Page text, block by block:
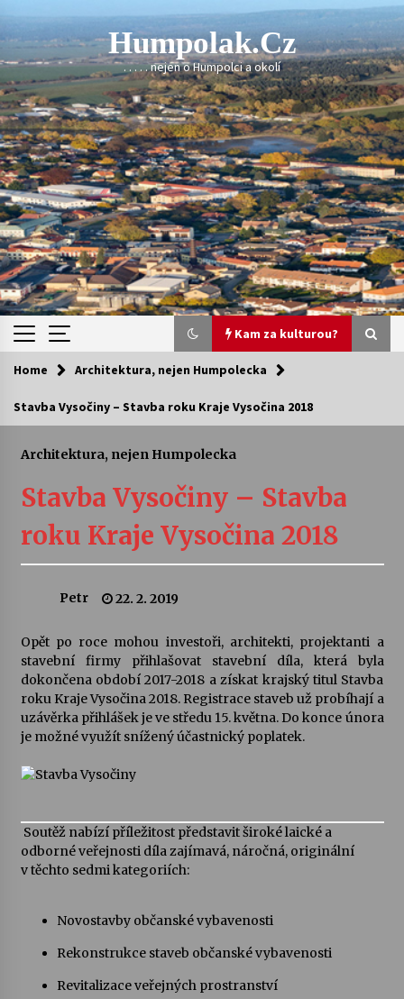
content
Humpolak.cz
. . . . . nejen o Humpolci a okolí
Kam za kulturou?
Kam za kulturou?
Sukuba Ensemble
Vernisáž výstavy Josefíny Duškové: Stávám se
kapkou
30. 7. 2026
Veselí muzikanti
Pozvánka na integrační festival Quijotova
šedesátka: 28. 7.–1. 8. 2026
28. 7. 2026
Jenakaši
Votavžatský ploty
23. 7. 2026
Letní koncerty ve Stromovce: Rufus Miller
22. 7. 2026
Home Architektura, nejen Humpolecka
Stavba Vysočiny – Stavba roku Kraje Vysočina 2018
Architektura, nejen Humpolecka
Stavba Vysočiny – Stavba
roku Kraje Vysočina 2018
Petr 22. 2. 2019
Opět po roce mohou investoři, architekti, projektanti a
stavební firmy přihlašovat stavební díla, která byla
dokončena období 2017-2018 a získat krajský titul Stavba
roku Kraje Vysočina 2018. Registrace staveb už probíhají a
uzávěrka přihlášek je ve středu 15. května. Do konce února
je možné využít snížený účastnický poplatek.
Soutěž nabízí příležitost představit široké laické a
odborné veřejnosti díla zajímavá, náročná, originální
v těchto sedmi kategoriích:
Novostavby občanské vybavenosti
Rekonstrukce staveb občanské vybavenosti
Revitalizace veřejných prostranství